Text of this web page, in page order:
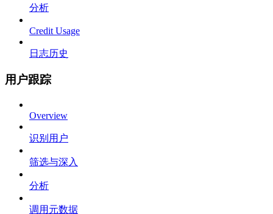
分析
Credit Usage
日志历史
用户跟踪
Overview
识别用户
筛选与深入
分析
调用元数据